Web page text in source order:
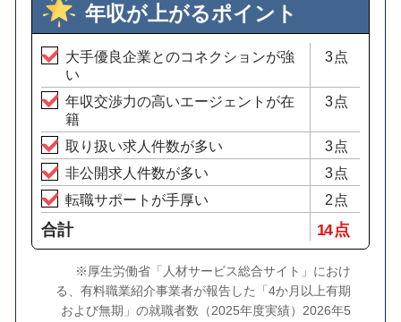
年収が上がるポイント
大手優良企業とのコネクションが強
い
3点
年収交渉力の高いエージェントが在
籍
3点
取り扱い求人件数が多い
3点
非公開求人件数が多い
3点
転職サポートが手厚い
2点
合計 14 点
※厚生労働省「人材サービス総合サイト」におけ
る、有料職業紹介事業者が報告した「4か月以上有期
および無期」の就職者数（2025年度実績）2026年5